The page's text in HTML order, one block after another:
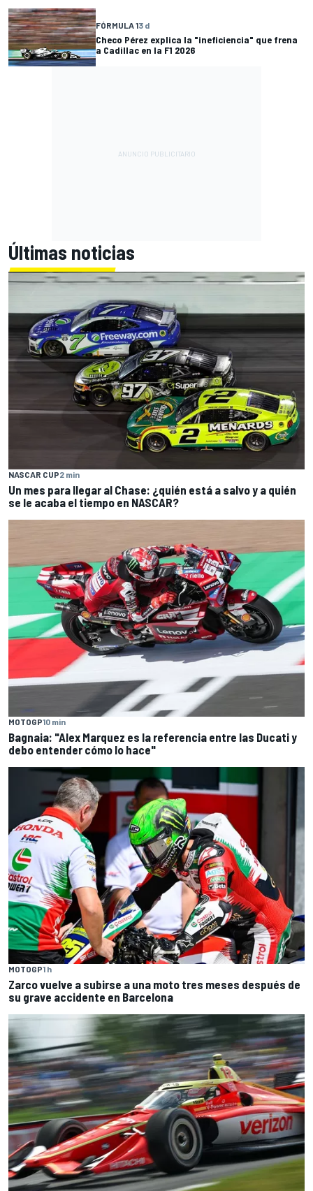
FÓRMULA 13 d
Checo Pérez explica la "ineficiencia" que frena
a Cadillac en la F1 2026
Últimas noticias
NASCAR CUP2 min
Un mes para llegar al Chase: ¿quién está a salvo y a quién
se le acaba el tiempo en NASCAR?
MOTOGP10 min
Bagnaia: "Alex Marquez es la referencia entre las Ducati y
debo entender cómo lo hace"
MOTOGP1 h
Zarco vuelve a subirse a una moto tres meses después de
su grave accidente en Barcelona